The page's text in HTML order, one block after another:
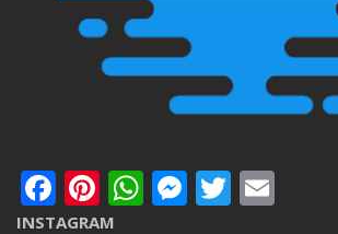
Facebook
Pinterest
WhatsApp
Messenger
Twitter
INSTAGRAM